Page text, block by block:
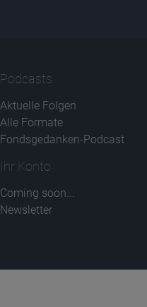
Podcasts
Aktuelle Folgen
Alle Formate
Fondsgedanken-Podcast
Ihr Konto
Coming soon...
Newsletter